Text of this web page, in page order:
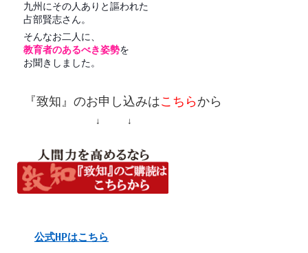
九州にその人ありと謳われた
占部賢志さん。
そんなお二人に、
教育者のあるべき姿勢を
お聞きしました。
『致知』 のお申し込みはこちらから
↓ ↓
公式HPはこちら